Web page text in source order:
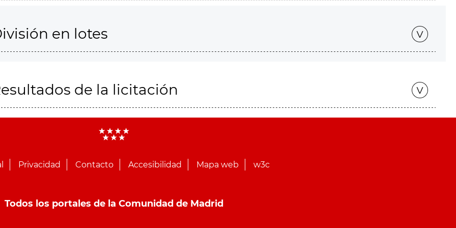
en lotes
de la licitación
Privacidad Contacto Accesibilidad Mapa web w3c
Todos los portales de la Comunidad de Madrid